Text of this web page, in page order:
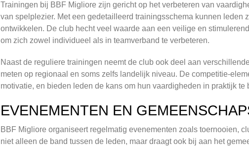
Trainingen bij BBF Migliore zijn gericht op het verbeteren van
van spelplezier. Met een gedetailleerd trainingsschema kunnen leden
ontwikkelen. De club hecht veel waarde aan een veilige en
om zich zowel individueel als in teamverband te verbeteren.
Naast de reguliere trainingen neemt de club ook deel aan
meten op regionaal en soms zelfs landelijk niveau. De competitie-
motivatie, en bieden leden de kans om hun vaardigheden in praktijk te
EVENEMENTEN EN
BBF Migliore organiseert regelmatig evenementen zoals toernooien,
niet alleen de band tussen de leden, maar draagt ook bij aan het